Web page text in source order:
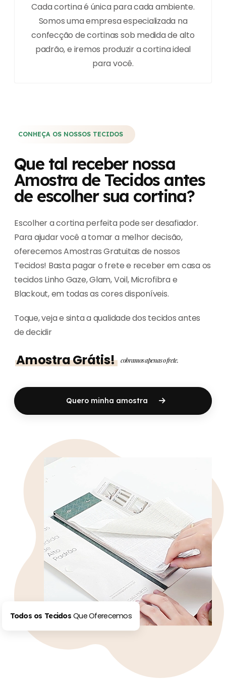
Cada cortina é única para cada ambiente.
Somos uma empresa especializada na
confecção de cortinas sob medida de alto
padrão, e iremos produzir a cortina ideal
para você.
CONHEÇA OS NOSSOS TECIDOS
Que tal receber nossa
Amostra de Tecidos antes
de escolher sua cortina?
Escolher a cortina perfeita pode ser desafiador.
Para ajudar você a tomar a melhor decisão,
oferecemos Amostras Gratuitas de nossos
Tecidos! Basta pagar o frete e receber em casa os
tecidos Linho Gaze, Glam, Voil, Microfibra e
Blackout, em todas as cores disponíveis.
Toque, veja e sinta a qualidade dos tecidos antes
de decidir
Amostra Grátis! cobramos apenas o frete.
Quero minha amostra
Todos os Tecidos Que Oferecemos